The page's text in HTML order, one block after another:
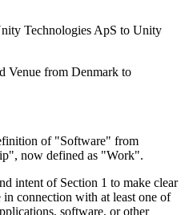
テレーション
プラットフォームを見る
ブゲームオペレーション
作成する
変換する
跡
ベント
イダーに参加する
祝う
ルアップ
めましょう
クティス
達成する
Technologies ApS to Unity
Venue from Denmark to
of "Software" from
now defined as "Work".
intent of Section 1 to make clear
connection with at least one of
software, or other